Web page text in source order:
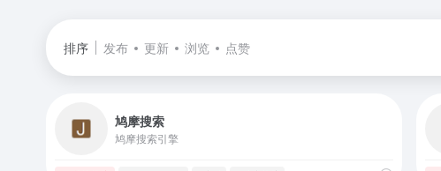
排序 发布 更新 浏览 点赞
鸠摩搜索
鸠摩搜索引擎